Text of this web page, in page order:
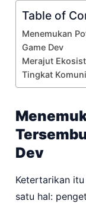
Table of
Menemukan
Game Dev
Merajut
Tingkat
Dev
Ketertarikan
satu hal: